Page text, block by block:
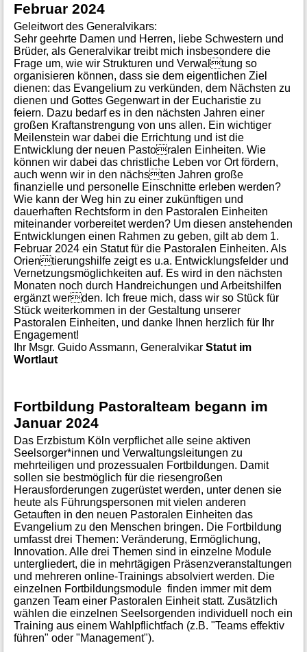
Februar 2024
Geleitwort des Generalvikars:
Sehr geehrte Damen und Herren, liebe Schwestern und
Brüder, als Generalvikar treibt mich insbesondere die
Frage um, wie wir Strukturen und Verwaltung so
organisieren können, dass sie dem eigentlichen Ziel
dienen: das Evangelium zu verkünden, dem Nächsten zu
dienen und Gottes Gegenwart in der Eucharistie zu
feiern. Dazu bedarf es in den nächsten Jahren einer
großen Kraftanstrengung von uns allen. Ein wichtiger
Meilenstein war dabei die Errichtung und ist die
Entwicklung der neuen Pastoralen Einheiten. Wie
können wir dabei das christliche Leben vor Ort fördern,
auch wenn wir in den nächsten Jahren große
finanzielle und personelle Einschnitte erleben werden?
Wie kann der Weg hin zu einer zukünftigen und
dauerhaften Rechtsform in den Pastoralen Einheiten
miteinander vorbereitet werden? Um diesen anstehenden
Entwicklungen einen Rahmen zu geben, gilt ab dem 1.
Februar 2024 ein Statut für die Pastoralen Einheiten. Als
Orientierungshilfe zeigt es u.a. Entwicklungsfelder und
Vernetzungsmöglichkeiten auf. Es wird in den nächsten
Monaten noch durch Handreichungen und Arbeitshilfen
ergänzt werden. Ich freue mich, dass wir so Stück für
Stück weiterkommen in der Gestaltung unserer
Pastoralen Einheiten, und danke Ihnen herzlich für Ihr
Engagement!
Ihr Msgr. Guido Assmann, Generalvikar Statut im
Wortlaut
Fortbildung Pastoralteam begann im
Januar 2024
Das Erzbistum Köln verpflichet alle seine aktiven
Seelsorger*innen und Verwaltungsleitungen zu
mehrteiligen und prozessualen Fortbildungen. Damit
sollen sie bestmöglich für die riesengroßen
Herausforderungen zugerüstet werden, unter denen sie
heute als Führungspersonen mit vielen anderen
Getauften in den neuen Pastoralen Einheiten das
Evangelium zu den Menschen bringen. Die Fortbildung
umfasst drei Themen: Veränderung, Ermöglichung,
Innovation. Alle drei Themen sind in einzelne Module
untergliedert, die in mehrtägigen Präsenzveranstaltungen
und mehreren online-Trainings absolviert werden. Die
einzelnen Fortbildungsmodule finden immer mit dem
ganzen Team einer Pastoralen Einheit statt. Zusätzlich
wählen die einzelnen Seelsorgenden individuell noch ein
Training aus einem Wahlpflichtfach (z.B. "Teams effektiv
führen" oder "Management").